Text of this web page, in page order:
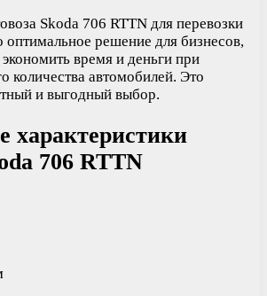
Skoda 706 RTTN для перевозки
решение для бизнесов,
время и деньги при
количества автомобилей. Это
и выгодный выбор.
характеристики
706 RTTN